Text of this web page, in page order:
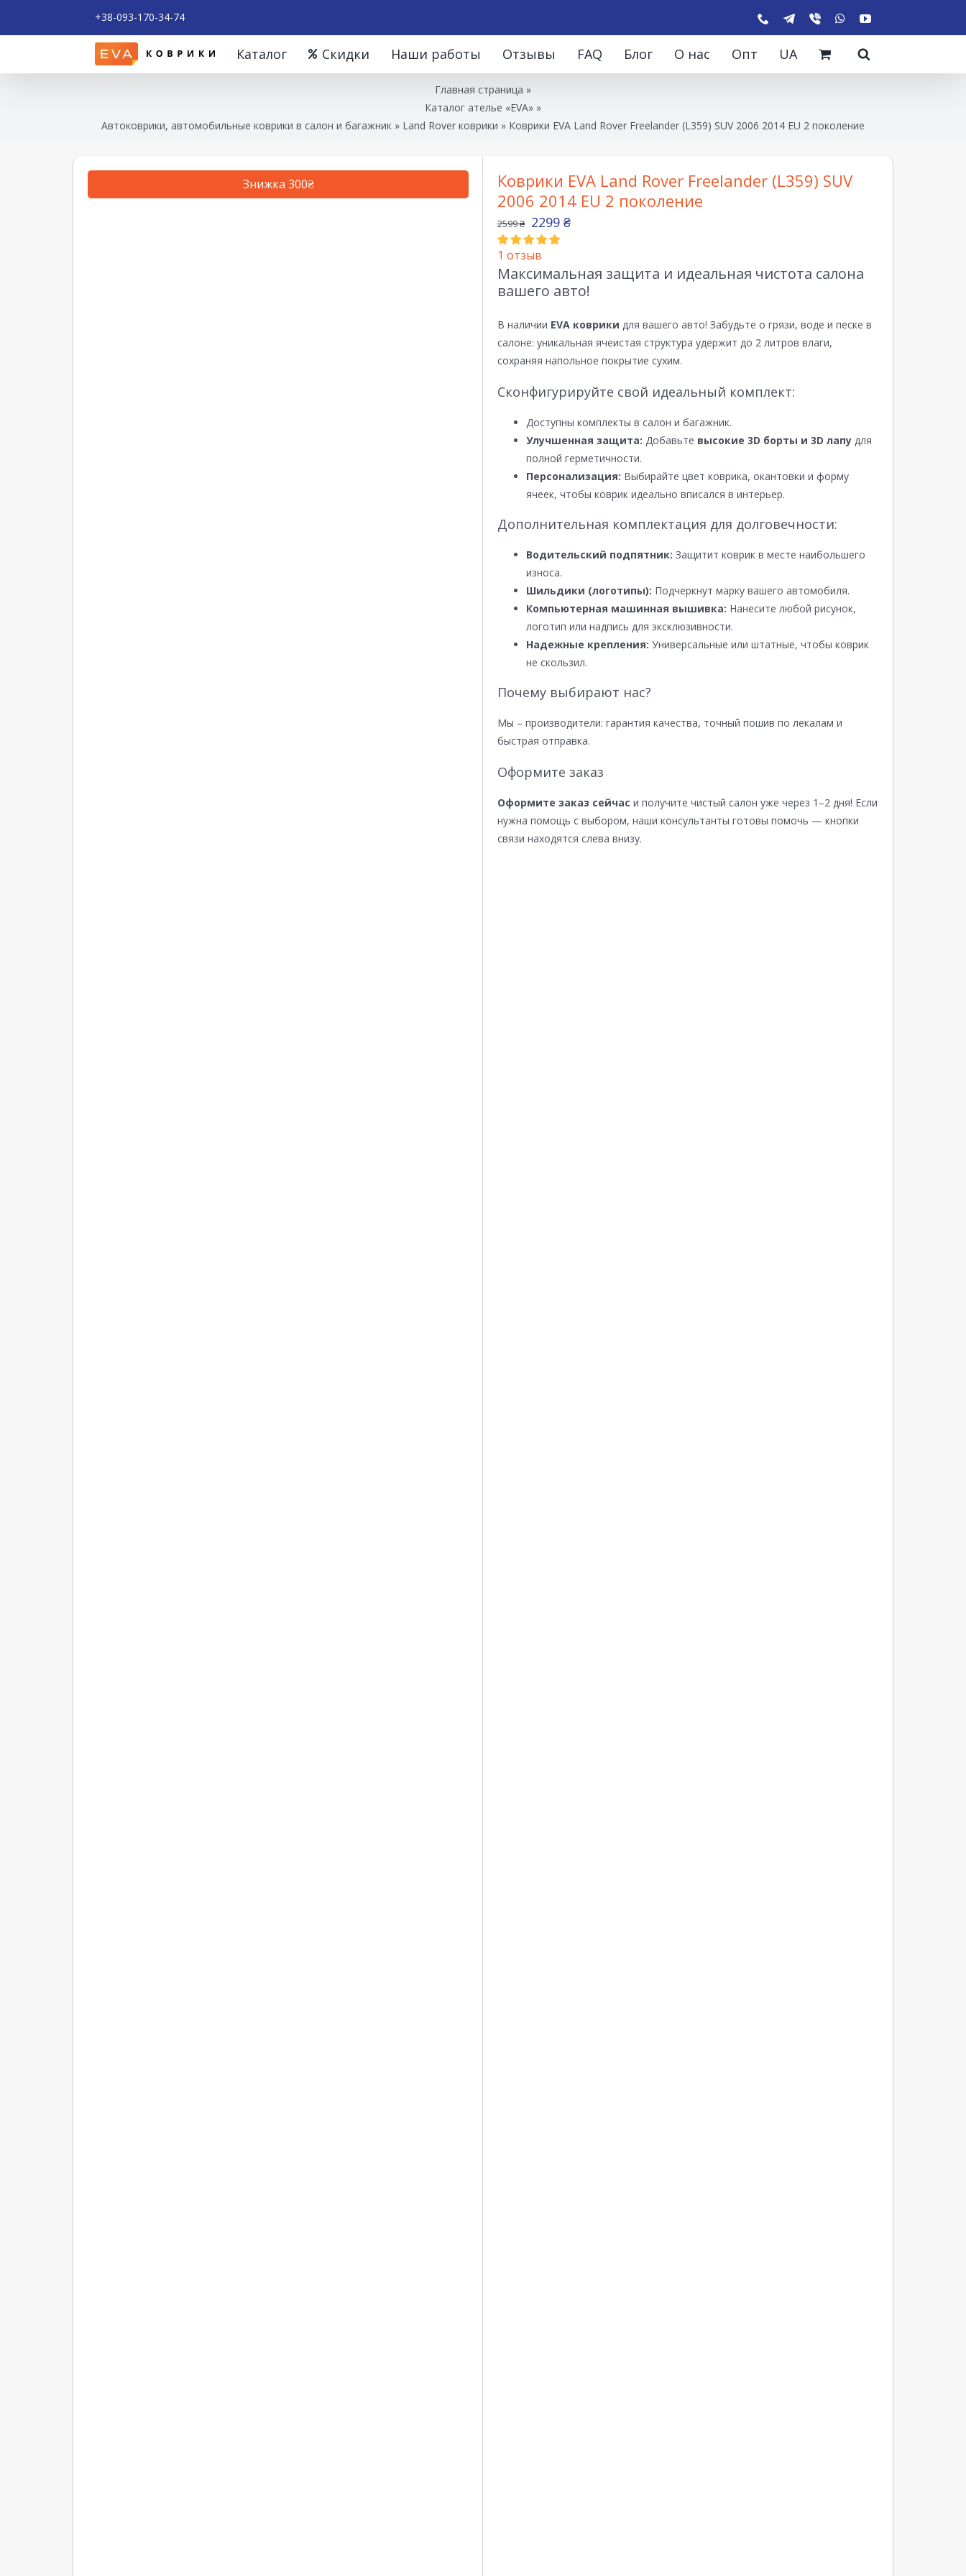
+38-093-170-34-74
Каталог Скидки Наши работы Отзывы FAQ Блог О нас Опт UA
Главная страница »
Каталог ателье «EVA» »
Автоковрики, автомобильные коврики в салон и багажник » Land Rover коврики » Коврики EVA Land Rover Freelander (L359) SUV 2006 2014 EU 2 поколение
Знижка 300₴
Коврики EVA Land Rover Freelander (L359) SUV
2006 2014 EU 2 поколение
2599₴ 2299 ₴
1 отзыв
Максимальная защита и идеальная чистота салона
вашего авто!
В наличии EVA коврики для вашего авто! Забудьте о грязи, воде и песке в
салоне: уникальная ячеистая структура удержит до 2 литров влаги,
сохраняя напольное покрытие сухим.
Сконфигурируйте свой идеальный комплект:
Доступны комплекты в салон и багажник.
Улучшенная защита: Добавьте высокие 3D борты и 3D лапу для
полной герметичности.
Персонализация: Выбирайте цвет коврика, окантовки и форму
ячеек, чтобы коврик идеально вписался в интерьер.
Дополнительная комплектация для долговечности:
Водительский подпятник: Защитит коврик в месте наибольшего
износа.
Шильдики (логотипы): Подчеркнут марку вашего автомобиля.
Компьютерная машинная вышивка: Нанесите любой рисунок,
логотип или надпись для эксклюзивности.
Надежные крепления: Универсальные или штатные, чтобы коврик
не скользил.
Почему выбирают нас?
Мы – производители: гарантия качества, точный пошив по лекалам и
быстрая отправка.
Оформите заказ
Оформите заказ сейчас и получите чистый салон уже через 1–2 дня! Если
нужна помощь с выбором, наши консультанты готовы помочь — кнопки
связи находятся слева внизу.